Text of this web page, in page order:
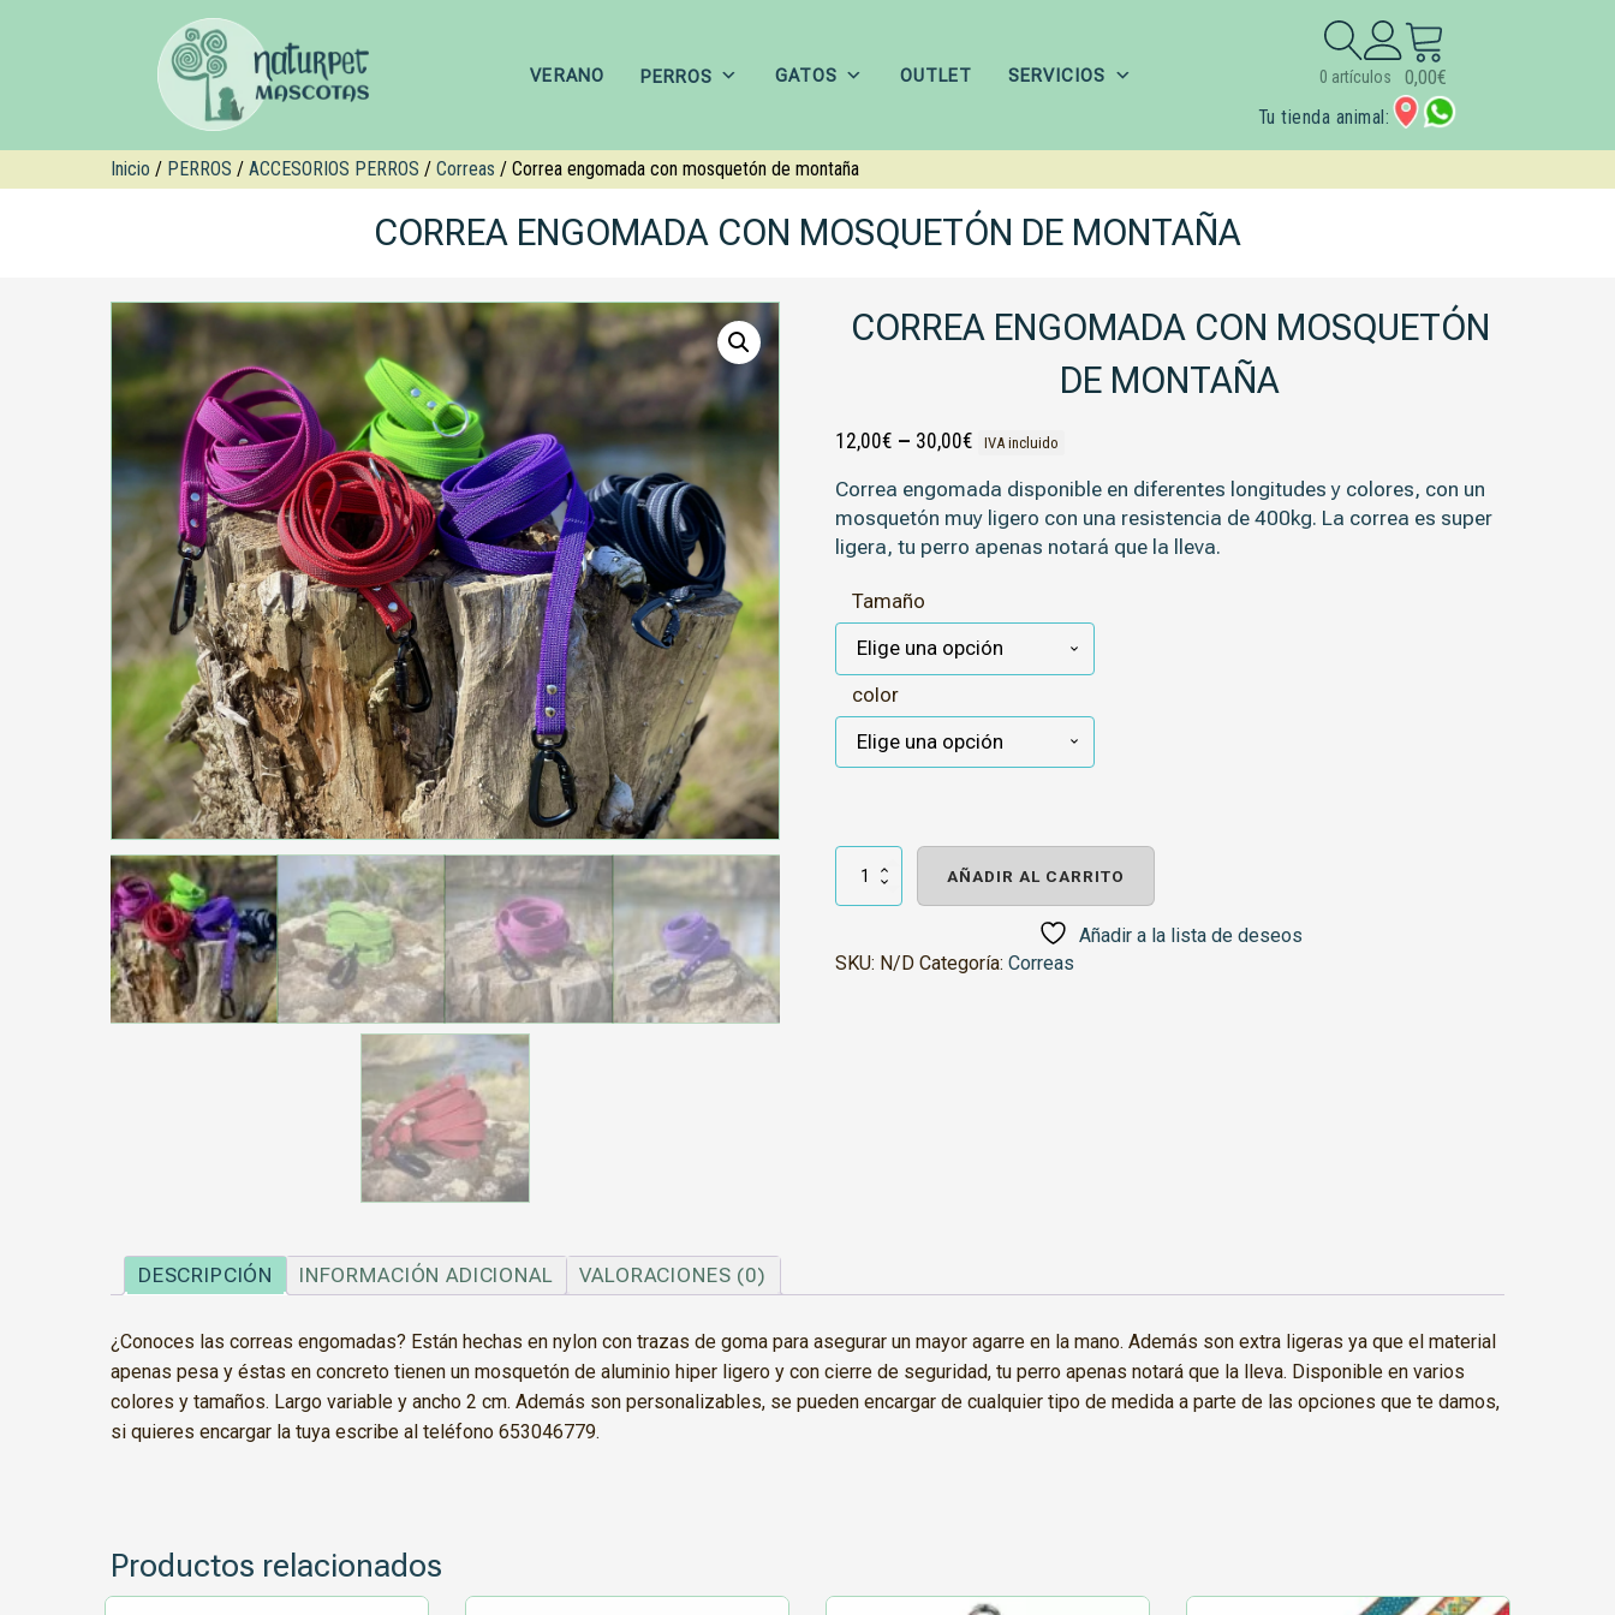
VERANO PERROS GATOS OUTLET SERVICIOS
Tu tienda animal:
Buscar:
0,00€
0 artículos
Inicio / PERROS / ACCESORIOS PERROS / Correas / Correa engomada con mosquetón de montaña
CORREA ENGOMADA CON MOSQUETÓN DE MONTAÑA
CORREA ENGOMADA CON MOSQUETÓN
DE MONTAÑA
12,00€ – 30,00€ IVA incluido
Correa engomada disponible en diferentes longitudes y colores, con un
mosquetón muy ligero con una resistencia de 400kg. La correa es super
ligera, tu perro apenas notará que la lleva.
Tamaño
color
Correa
engomada
mosquetón
montaña
cantidad
AÑADIR AL CARRITO
Añadir a la lista de deseos
SKU: N/D Categoría:Correas
DESCRIPCIÓN INFORMACIÓN ADICIONAL VALORACIONES (0)
¿Conoces las correas engomadas? Están hechas en nylon con trazas de goma para asegurar un mayor agarre en la mano. Además son extra ligeras ya que el material
apenas pesa y éstas en concreto tienen un mosquetón de aluminio hiper ligero y con cierre de seguridad, tu perro apenas notará que la lleva. Disponible en varios
colores y tamaños. Largo variable y ancho 2 cm. Además son personalizables, se pueden encargar de cualquier tipo de medida a parte de las opciones que te damos,
si quieres encargar la tuya escribe al teléfono 653046779.
Productos relacionados
Este
Este
Este
Este